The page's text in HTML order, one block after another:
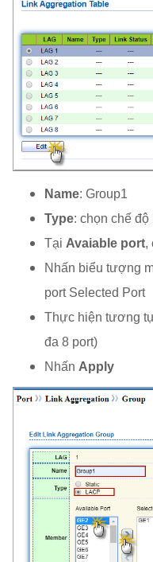
Name: Group1
Type: chọn chế độ
Tại Avaiable port,
Nhấn biểu tượng
port Selected Port
Thực hiện tương
đa 8 port)
Nhấn Apply